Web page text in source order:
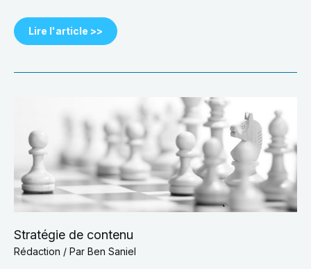
Lire l'article >>
Stratégie de contenu
Rédaction / Par Ben Saniel